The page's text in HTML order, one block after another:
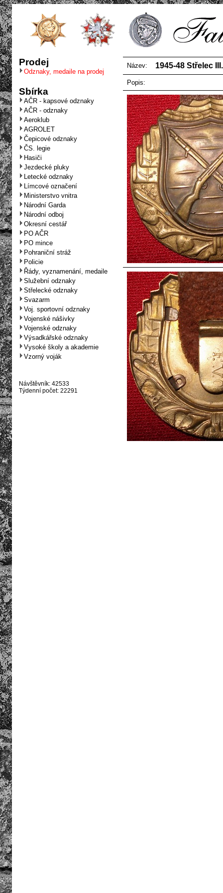
Prodej
Odznaky, medaile na prodej
Sbírka
AČR - kapsové odznaky
AČR - odznaky
Aeroklub
AGROLET
Čepicové odznaky
ČS. legie
Hasiči
Jezdecké pluky
Letecké odznaky
Límcové označení
Ministerstvo vnitra
Národní Garda
Národní odboj
Okresní cestář
PO AČR
PO mince
Pohraniční stráž
Policie
Řády, vyznamenání, medaile
Služební odznaky
Střelecké odznaky
Svazarm
Voj. sportovní odznaky
Vojenské nášivky
Vojenské odznaky
Výsadkářské odznaky
Vysoké školy a akademie
Vzorný voják
Návštěvník: 42533
Týdenní počet: 22291
Název: 1945-48 Střelec
Popis: